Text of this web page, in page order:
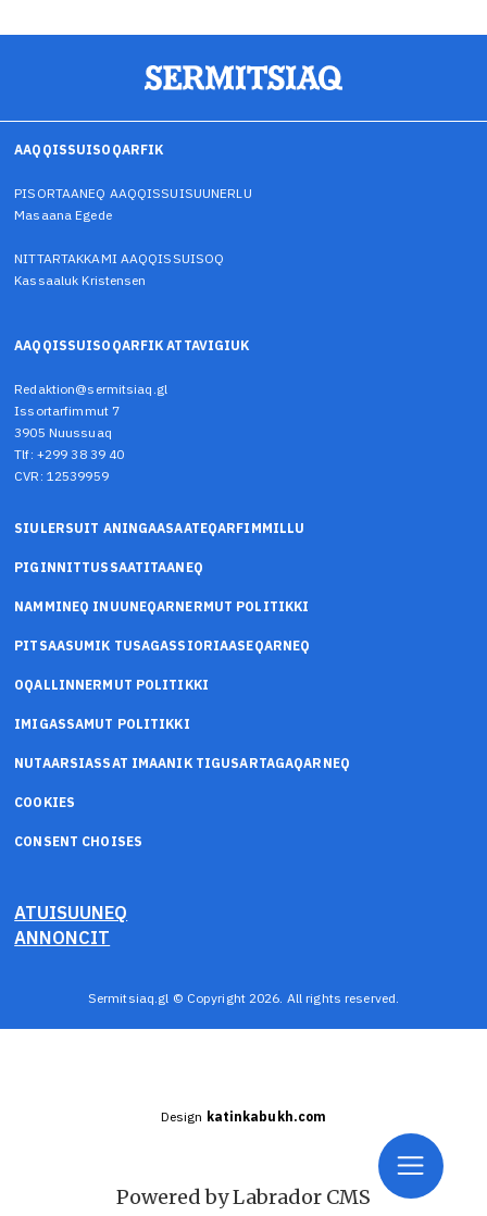
AAQQISSUISOQARFIK
PISORTAANEQ AAQQISSUISUUNERLU
Masaana Egede
NITTARTAKKAMI AAQQISSUISOQ
Kassaaluk Kristensen
AAQQISSUISOQARFIK ATTAVIGIUK
Redaktion@sermitsiaq.gl
Issortarfimmut 7
3905 Nuussuaq
Tlf: +299 38 39 40
CVR: 12539959
SIULERSUIT ANINGAASAATEQARFIMMILLU
PIGINNITTUSSAATITAANEQ
NAMMINEQ INUUNEQARNERMUT POLITIKKI
PITSAASUMIK TUSAGASSIORIAASEQARNEQ
OQALLINNERMUT POLITIKKI
IMIGASSAMUT POLITIKKI
NUTAARSIASSAT IMAANIK TIGUSARTAGAQARNEQ
COOKIES
CONSENT CHOISES
ATUISUUNEQ
ANNONCIT
Sermitsiaq.gl © Copyright 2026. All rights reserved.
Design katinkabukh.com
Powered by Labrador CMS